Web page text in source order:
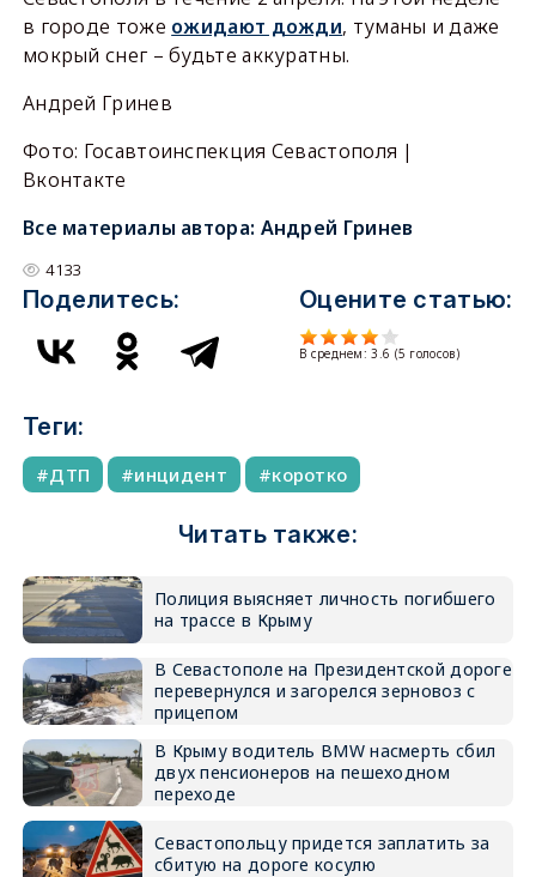
в городе тоже ожидают дожди, туманы и даже
мокрый снег – будьте аккуратны.
Андрей Гринев
Фото: Госавтоинспекция Севастополя |
Вконтакте
Все материалы автора: Андрей Гринев
4133
Поделитесь: Оцените статью:
В среднем:3.6 (5 голосов)
Теги:
ДТП инцидент коротко
Читать также:
Полиция выясняет личность погибшего
на трассе в Крыму
В Севастополе на Президентской дороге
перевернулся и загорелся зерновоз с
прицепом
В Крыму водитель BMW насмерть сбил
двух пенсионеров на пешеходном
переходе
Севастопольцу придется заплатить за
сбитую на дороге косулю